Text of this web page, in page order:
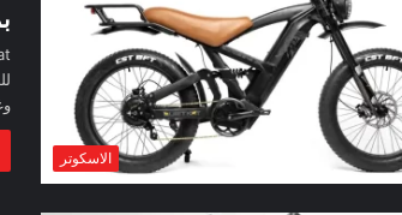
الاسكوتر